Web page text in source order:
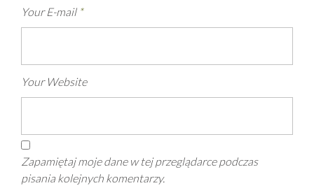
Your E-mail *
Your Website
Zapamiętaj moje dane w tej przeglądarce podczas
pisania kolejnych komentarzy.